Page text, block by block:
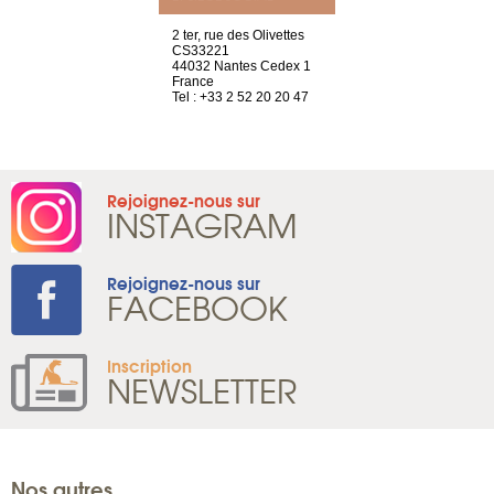
2 ter, rue des Olivettes
CS33221
44032 Nantes Cedex 1
France
Tel : +33 2 52 20 20 47
Rejoignez-nous sur
INSTAGRAM
Rejoignez-nous sur
FACEBOOK
Inscription
NEWSLETTER